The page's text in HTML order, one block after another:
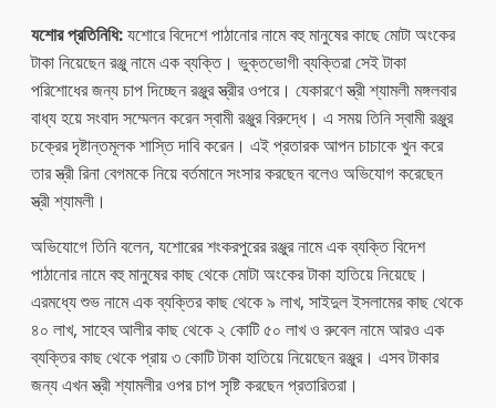
যশোর প্রতিনিধি:যশোরে বিদেশে পাঠানোর নামে বহু মানুষের কাছে মোটা অংকের
টাকা নিয়েছেন রঞ্জু নামে এক ব্যক্তি। ভুক্তভোগী ব্যক্তিরা সেই টাকা
পরিশোধের জন্য চাপ দিচ্ছেন রঞ্জুর স্ত্রীর ওপরে। যেকারণে স্ত্রী শ্যামলী মঙ্গলবার
বাধ্য হয়ে সংবাদ সম্মেলন করেন স্বামী রঞ্জুর বিরুদ্ধে। এ সময় তিনি স্বামী রঞ্জুর
চক্রের দৃষ্টান্তমূলক শাস্তি দাবি করেন। এই প্রতারক আপন চাচাকে খুন করে
তার স্ত্রী রিনা বেগমকে নিয়ে বর্তমানে সংসার করছেন বলেও অভিযোগ করেছেন
স্ত্রী শ্যামলী।
অভিযোগে তিনি বলেন, যশোরের শংকরপুরের রঞ্জুর নামে এক ব্যক্তি বিদেশ
পাঠানোর নামে বহু মানুষের কাছ থেকে মোটা অংকের টাকা হাতিয়ে নিয়েছে।
এরমধ্যে শুভ নামে এক ব্যক্তির কাছ থেকে ৯ লাখ, সাইদুল ইসলামের কাছ থেকে
৪০ লাখ, সাহেব আলীর কাছ থেকে ২ কোটি ৫০ লাখ ও রুবেল নামে আরও এক
ব্যক্তির কাছ থেকে প্রায় ৩ কোটি টাকা হাতিয়ে নিয়েছেন রঞ্জুর। এসব টাকার
জন্য এখন স্ত্রী শ্যামলীর ওপর চাপ সৃষ্টি করছেন প্রতারিতরা।